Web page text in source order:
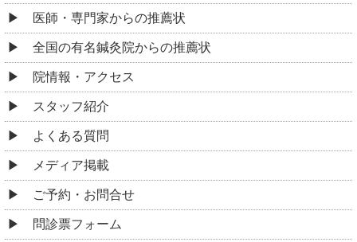
医師・専門家からの推薦状
全国の有名鍼灸院からの推薦状
院情報・アクセス
スタッフ紹介
よくある質問
メディア掲載
ご予約・お問合せ
問診票フォーム